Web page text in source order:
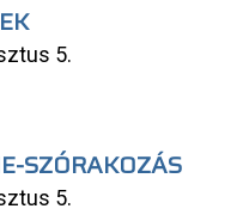
5.
SZÓRAKOZÁS
5.